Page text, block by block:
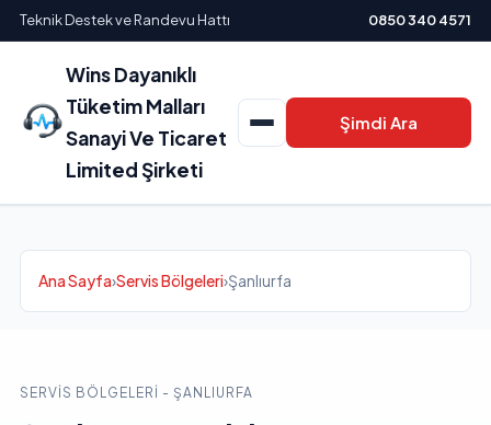
Teknik Destek ve Randevu Hattı 0850 340 4571
Wins Dayanıklı
Tüketim Malları
Sanayi Ve Ticaret
Limited Şirketi
Şimdi Ara
Ana Sayfa›Servis Bölgeleri›Şanlıurfa
SERVIS BÖLGELERI - ŞANLIURFA